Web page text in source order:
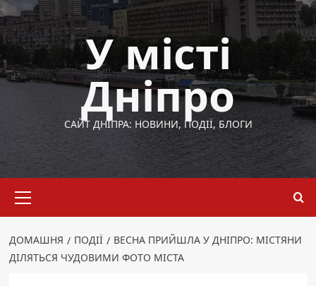
Перейти
до
вмісту
У місті
Дніпро
САЙТ ДНІПРА: НОВИНИ, ПОДІЇ, БЛОГИ
меню
ДОМАШНЯ ПОДІЇ
ВЕСНА ПРИЙШЛА У ДНІПРО: МІСТЯНИ
ДІЛЯТЬСЯ ЧУДОВИМИ ФОТО МІСТА